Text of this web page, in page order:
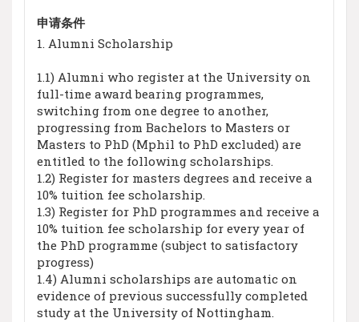
申请条件
1. Alumni Scholarship
1.1) Alumni who register at the University on
full-time award bearing programmes,
switching from one degree to another,
progressing from Bachelors to Masters or
Masters to PhD (Mphil to PhD excluded) are
entitled to the following scholarships.
1.2) Register for masters degrees and receive a
10% tuition fee scholarship.
1.3) Register for PhD programmes and receive a
10% tuition fee scholarship for every year of
the PhD programme (subject to satisfactory
progress)
1.4) Alumni scholarships are automatic on
evidence of previous successfully completed
study at the University of Nottingham.